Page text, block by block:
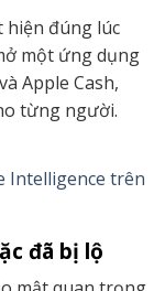
hiện đúng lúc
một ứng dụng
Apple Cash,
từng người.
đã bị lộ